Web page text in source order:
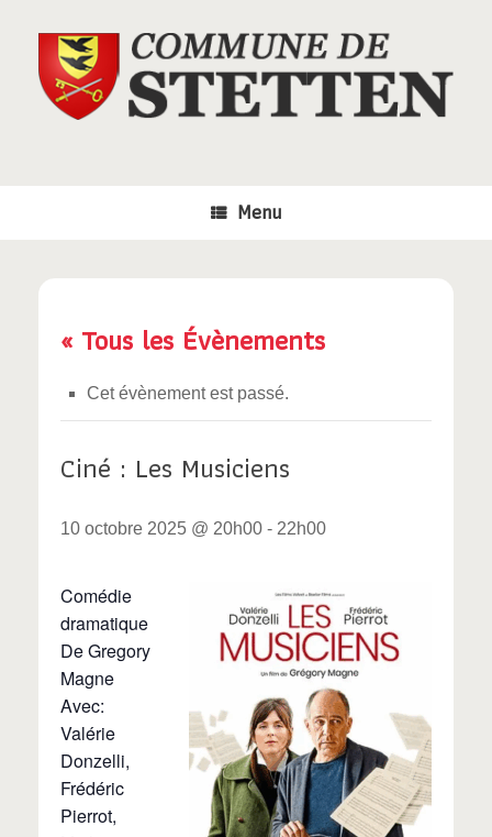
Menu
« Tous les Évènements
Cet évènement est passé.
Ciné : Les Musiciens
10 octobre 2025 @ 20h00 - 22h00
Comédie
dramatique
De Gregory
Magne
Avec:
Valérie
Donzelli,
Frédéric
Pierrot,